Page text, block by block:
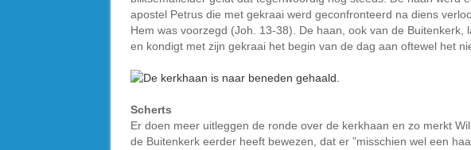
apostel Petrus die met gekraai werd geconfronteerd na diens
Hem was voorzegd (Joh. 13-38). De haan, ook van de Buitenkerk,
en kondigt met zijn gekraai het begin van de dag aan oftewel het
Scherts
Er doen meer uitleggen de ronde over de kerkhaan en zo merkt
de Buitenkerk eerder heeft bewezen, dat er ”misschien wel een